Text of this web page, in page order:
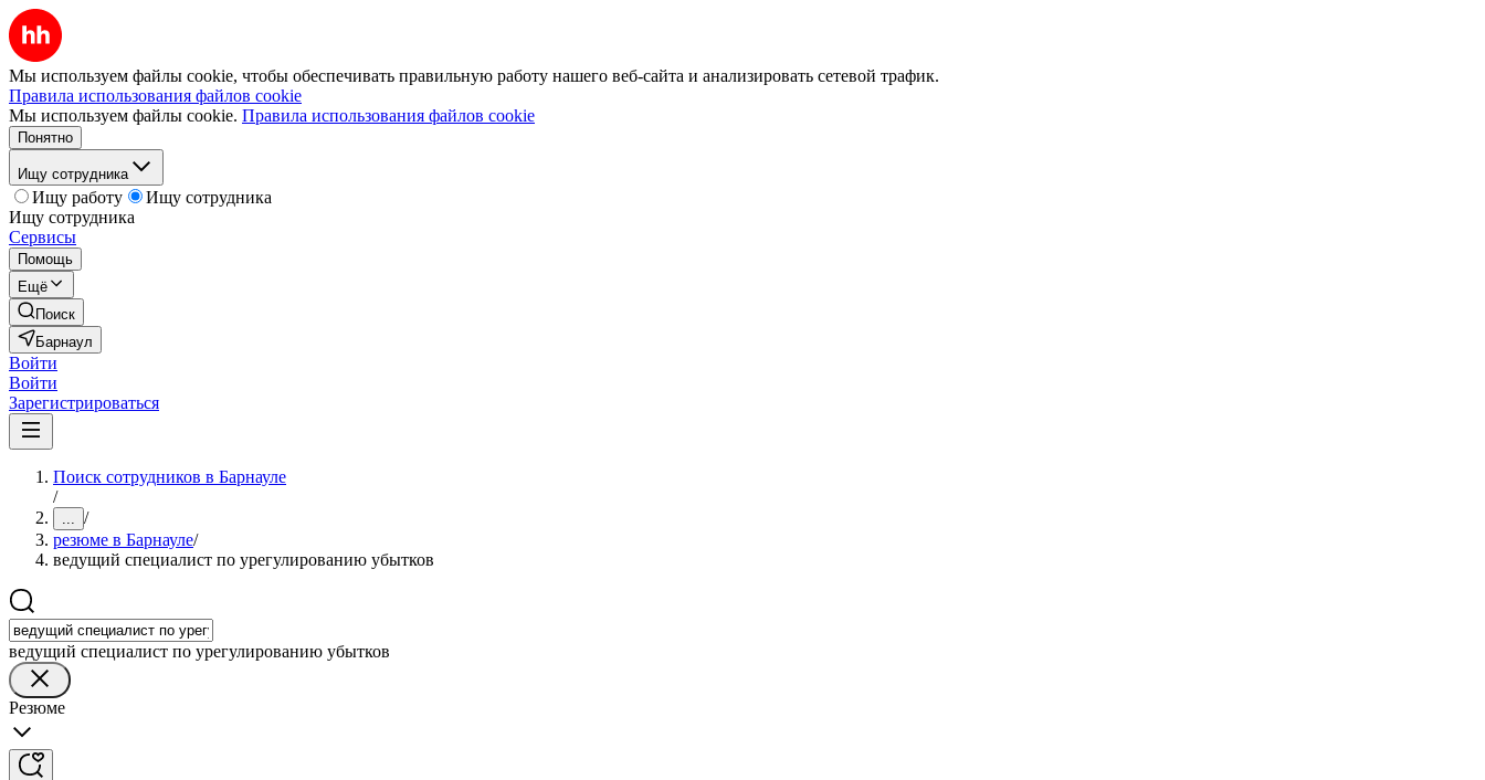
Мы используем файлы cookie, чтобы обеспечивать правильную работу нашего веб-сайта и анализировать сетевой трафик.
Правила использования файлов cookie
Мы используем файлы cookie. Правила использования файлов cookie
Понятно
Ищу сотрудника
Ищу работу
Ищу сотрудника
Ищу сотрудника
Сервисы
Помощь
Ещё
Поиск
Барнаул
Войти
Войти
Зарегистрироваться
Поиск сотрудников в Барнауле
/
... /
резюме в Барнауле/
ведущий специалист по урегулированию убытков
ведущий специалист по урегулированию убытков
Резюме